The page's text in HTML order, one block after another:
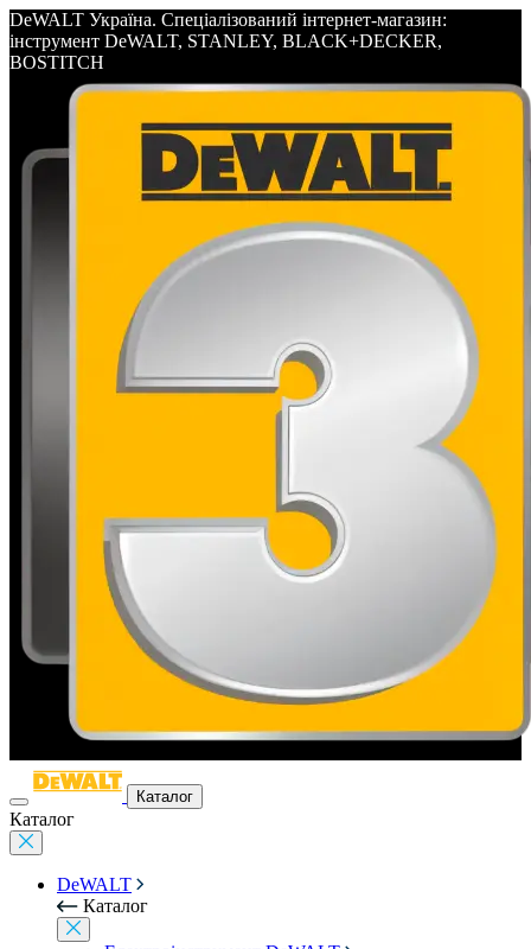
DeWALT Україна. Спеціалізований інтернет-магазин:
інструмент DeWALT, STANLEY, BLACK+DECKER,
BOSTITCH
Каталог
Каталог
DeWALT
Каталог